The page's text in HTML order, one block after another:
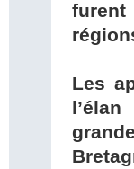
furent
Les